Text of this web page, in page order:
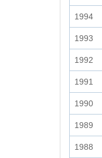
1994
1993
1992
1991
1990
1989
1988